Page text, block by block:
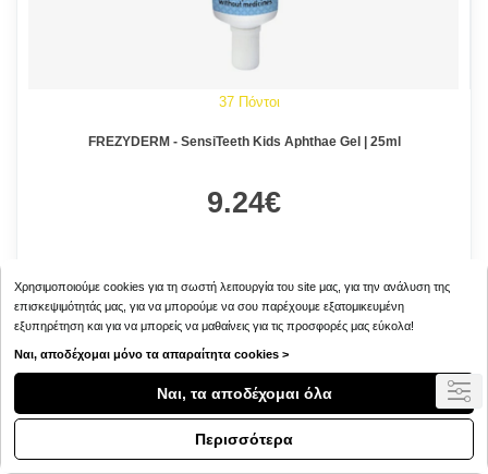
37 Πόντοι
FREZYDERM - SensiTeeth Kids Aphthae Gel | 25ml
9.24€
Χρησιμοποιούμε cookies για τη σωστή λειτουργία του site μας, για την ανάλυση της
επισκεψιμότητάς μας, για να μπορούμε να σου παρέχουμε εξατομικευμένη
εξυπηρέτηση και για να μπορείς να μαθαίνεις για τις προσφορές μας εύκολα!
Ναι, αποδέχομαι μόνο τα απαραίτητα cookies >
Ναι, τα αποδέχομαι όλα
Περισσότερα